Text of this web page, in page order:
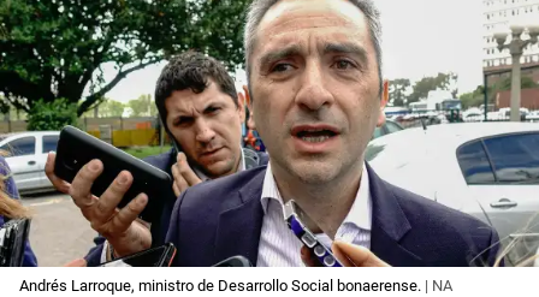
Andrés Larroque, ministro de Desarrollo Social bonaerense. | NA